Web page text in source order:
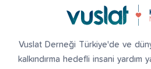
Vuslat Derneği Türkiye'de ve
kalkındırma hedefli insani yardım